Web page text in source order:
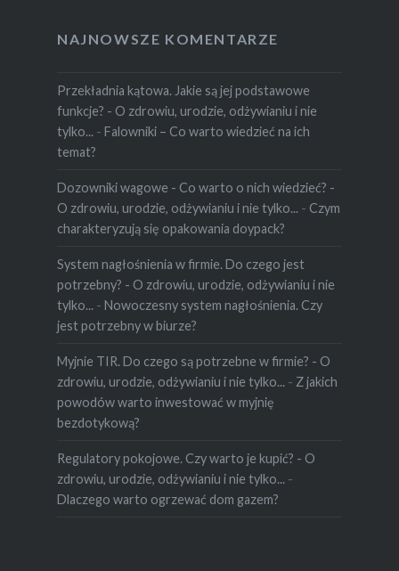
NAJNOWSZE KOMENTARZE
Przekładnia kątowa. Jakie są jej podstawowe
funkcje? - O zdrowiu, urodzie, odżywianiu i nie
tylko... - Falowniki – Co warto wiedzieć na ich
temat?
Dozowniki wagowe - Co warto o nich wiedzieć? -
O zdrowiu, urodzie, odżywianiu i nie tylko... - Czym
charakteryzują się opakowania doypack?
System nagłośnienia w firmie. Do czego jest
potrzebny? - O zdrowiu, urodzie, odżywianiu i nie
tylko... - Nowoczesny system nagłośnienia. Czy
jest potrzebny w biurze?
Myjnie TIR. Do czego są potrzebne w firmie? - O
zdrowiu, urodzie, odżywianiu i nie tylko... - Z jakich
powodów warto inwestować w myjnię
bezdotykową?
Regulatory pokojowe. Czy warto je kupić? - O
zdrowiu, urodzie, odżywianiu i nie tylko... -
Dlaczego warto ogrzewać dom gazem?